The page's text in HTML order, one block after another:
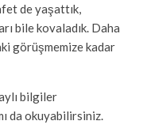
de yaşattık,
bile kovaladık. Daha
görüşmemize kadar
bilgiler
da okuyabilirsiniz.